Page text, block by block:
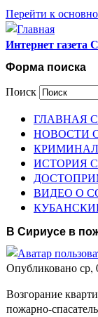
Перейти к
Интернет газета
Форма поиска
Поиск
ГЛАВНАЯ
НОВОСТИ
ИСТОРИЯ
ВИДЕО О
В Сириусе в
Опубликовано ср,
Возгорание
пожарно-